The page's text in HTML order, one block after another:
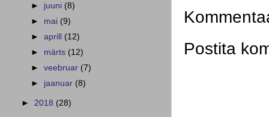
Postita
► juuni (8)
► mai (9)
►aprill (12)
► märts (12)
►veebruar (7)
► jaanuar (8)
► 2018 (28)